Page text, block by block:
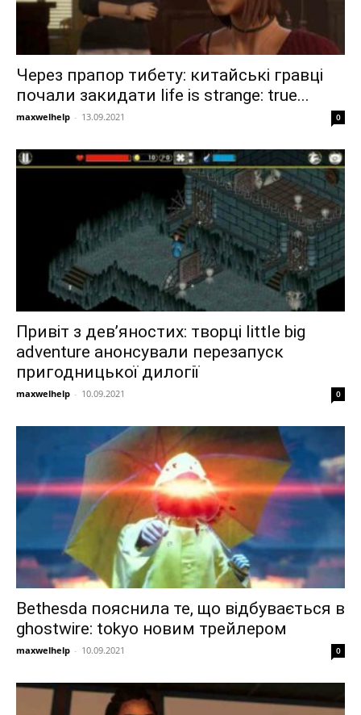
Через прапор тибету: китайські гравці
почали закидати life is strange: true...
maxwelhelp - 13.09.2021 0
Привіт з дев’яностих: творці little big
adventure анонсували перезапуск
пригодницької дилогії
maxwelhelp - 10.09.2021 0
Bethesda пояснила те, що відбувається в
ghostwire: tokyo новим трейлером
maxwelhelp - 10.09.2021 0